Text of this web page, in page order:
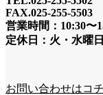
FAX.025-255-5503
営業時間：10:30〜
定休日：火・水曜日
お問い合わせはコ